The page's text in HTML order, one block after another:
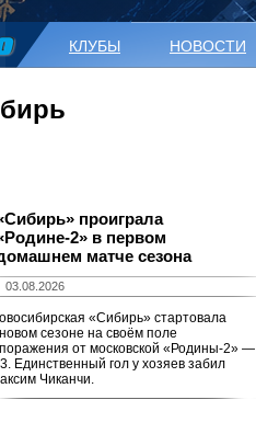
КЛУБЫ НОВОСТИ
проиграла
2» в первом
матче сезона
03.08.2026
«Сибирь» стартовала
сезоне на своём поле
от московской «Родины-2» —
Единственный гол у хозяев забил
Чиканчи.